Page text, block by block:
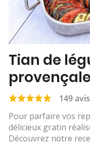
Tian de
provençale
149 avis
Pour parfaire vos
délicieux gratin
Découvrez notre